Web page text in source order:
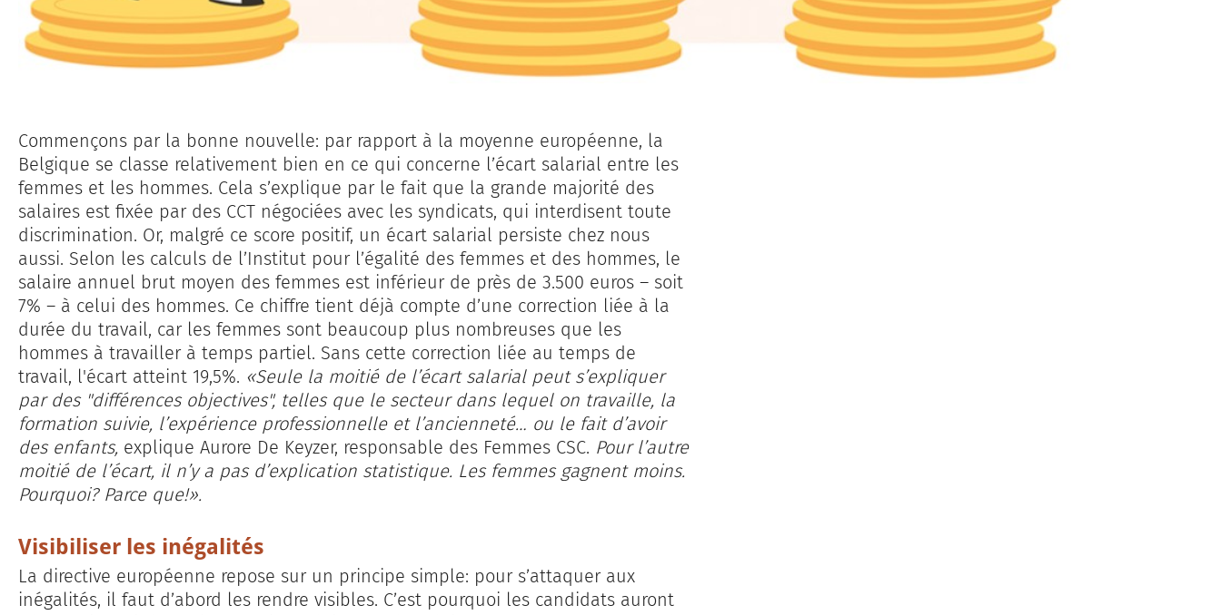
Commençons par la bonne nouvelle: par rapport à la moyenne européenne, la
Belgique se classe relativement bien en ce qui concerne l’écart salarial entre les
femmes et les hommes. Cela s’explique par le fait que la grande majorité des
salaires est fixée par des CCT négociées avec les syndicats, qui interdisent toute
discrimination. Or, malgré ce score positif, un écart salarial persiste chez nous
aussi. Selon les calculs de l’Institut pour l’égalité des femmes et des hommes, le
salaire annuel brut moyen des femmes est inférieur de près de 3.500 euros – soit
7% – à celui des hommes. Ce chiffre tient déjà compte d’une correction liée à la
durée du travail, car les femmes sont beaucoup plus nombreuses que les
hommes à travailler à temps partiel. Sans cette correction liée au temps de
travail, l'écart atteint 19,5%. «Seule la moitié de l’écart salarial peut s’expliquer
par des "différences objectives", telles que le secteur dans lequel on travaille, la
formation suivie, l’expérience professionnelle et l’ancienneté… ou le fait d’avoir
des enfants, explique Aurore De Keyzer, responsable des Femmes CSC. Pour l’autre
moitié de l’écart, il n’y a pas d’explication statistique. Les femmes gagnent moins.
Pourquoi? Parce que!».
Visibiliser les inégalités
La directive européenne repose sur un principe simple: pour s’attaquer aux
inégalités, il faut d’abord les rendre visibles. C’est pourquoi les candidats auront